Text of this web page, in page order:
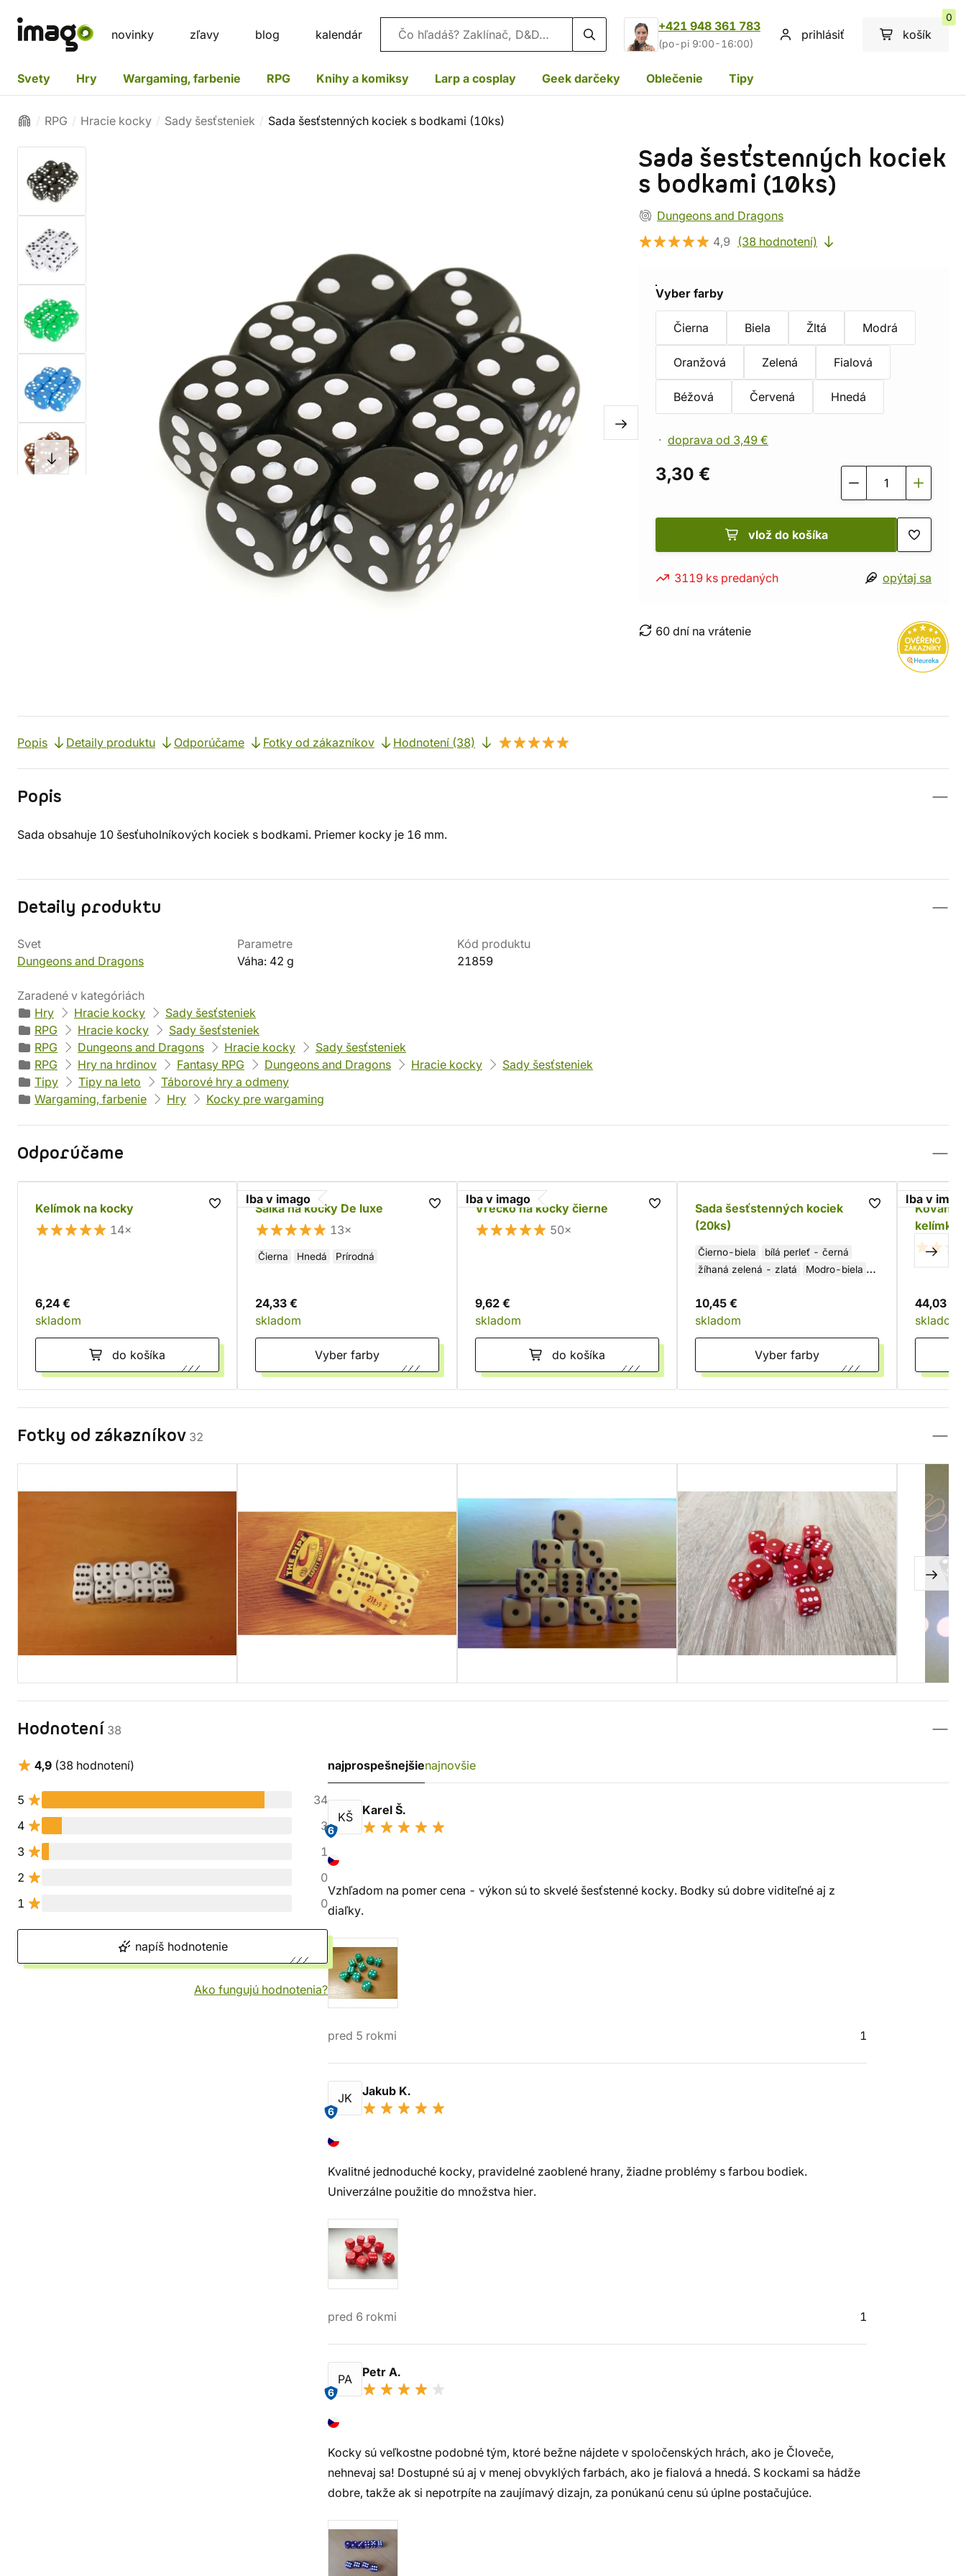
novinky zľavy blog kalendár Vyhľadávanie
+421 948 361 783
(po-pi 9:00-16:00)
prihlásiť košík
0
Svety Hry Wargaming, farbenie RPG Knihy a komiksy Larp a cosplay Geek darčeky Oblečenie Tipy
RPG Hracie kocky Sady šesťsteniek Sada šesťstenných kociek s bodkami (10ks)
Sada šesťstenných kociek
s bodkami (10ks)
Dungeons and Dragons
4,9 (38 hodnotení)
Vyber farby
Čierna Biela Žltá Modrá
Oranžová Zelená Fialová
Béžová Červená Hnedá
doprava od 3,49 €
3,30 €
vlož do košíka
3119 ks predaných opýtaj sa
60 dní na vrátenie
Popis Detaily produktu Odporúčame Fotky od zákazníkov Hodnotení (38)
Popis
Sada obsahuje 10 šesťuholníkových kociek s bodkami. Priemer kocky je 16 mm.
Detaily produktu
Svet
Dungeons and Dragons
Parametre
Váha: 42 g
Kód produktu
21859
Zaradené v kategóriách
Hry
Hracie kocky
Sady šesťsteniek
RPG
Hracie kocky
Sady šesťsteniek
RPG
Dungeons and Dragons Hracie kocky
Sady šesťsteniek
RPG
Hry na hrdinov Fantasy RPG Dungeons and Dragons Hracie kocky
Sady šesťsteniek
Tipy
Tipy na leto
Táborové hry a odmeny
Wargaming, farbenie
Hry Kocky pre wargaming
Odporúčame
Kelímok na kocky
14×
6,24 €
skladom
do košíka
Iba v imago
Šálka na kocky De luxe
13×
Čierna Hnedá Prírodná
24,33 €
skladom
Vyber farby
Iba v imago
Vrecko na kocky čierne
50×
9,62 €
skladom
do košíka
Sada šesťstenných kociek
(20ks)
Čierno-biela
bílá perleť - černá
žíhaná zelená - zlatá
Modro-biela
10,45 €
skladom
Vyber farby
Iba v
Kované
44,03 €
skladom
Fotky od zákazníkov 32
Hodnotení 38
4,9 (38 hodnotení)
5
34
4
3
3
1
2
0
1
0
napíš hodnotenie
Ako fungujú hodnotenia?
najprospešnejšienajnovšie
KŠ
6
Karel Š.
Vzhľadom na pomer cena - výkon sú to skvelé šesťstenné kocky. Bodky sú dobre viditeľné aj z
diaľky.
pred 5 rokmi 1
JK
6
Jakub K.
Kvalitné jednoduché kocky, pravidelné zaoblené hrany, žiadne problémy s farbou bodiek.
Univerzálne použitie do množstva hier.
pred 6 rokmi 1
PA
6
Petr A.
Kocky sú veľkostne podobné tým, ktoré bežne nájdete v spoločenských hrách, ako je Človeče,
nehnevaj sa! Dostupné sú aj v menej obvyklých farbách, ako je fialová a hnedá. S kockami sa hádže
dobre, takže ak si nepotrpíte na zaujímavý dizajn, za ponúkanú cenu sú úplne postačujúce.